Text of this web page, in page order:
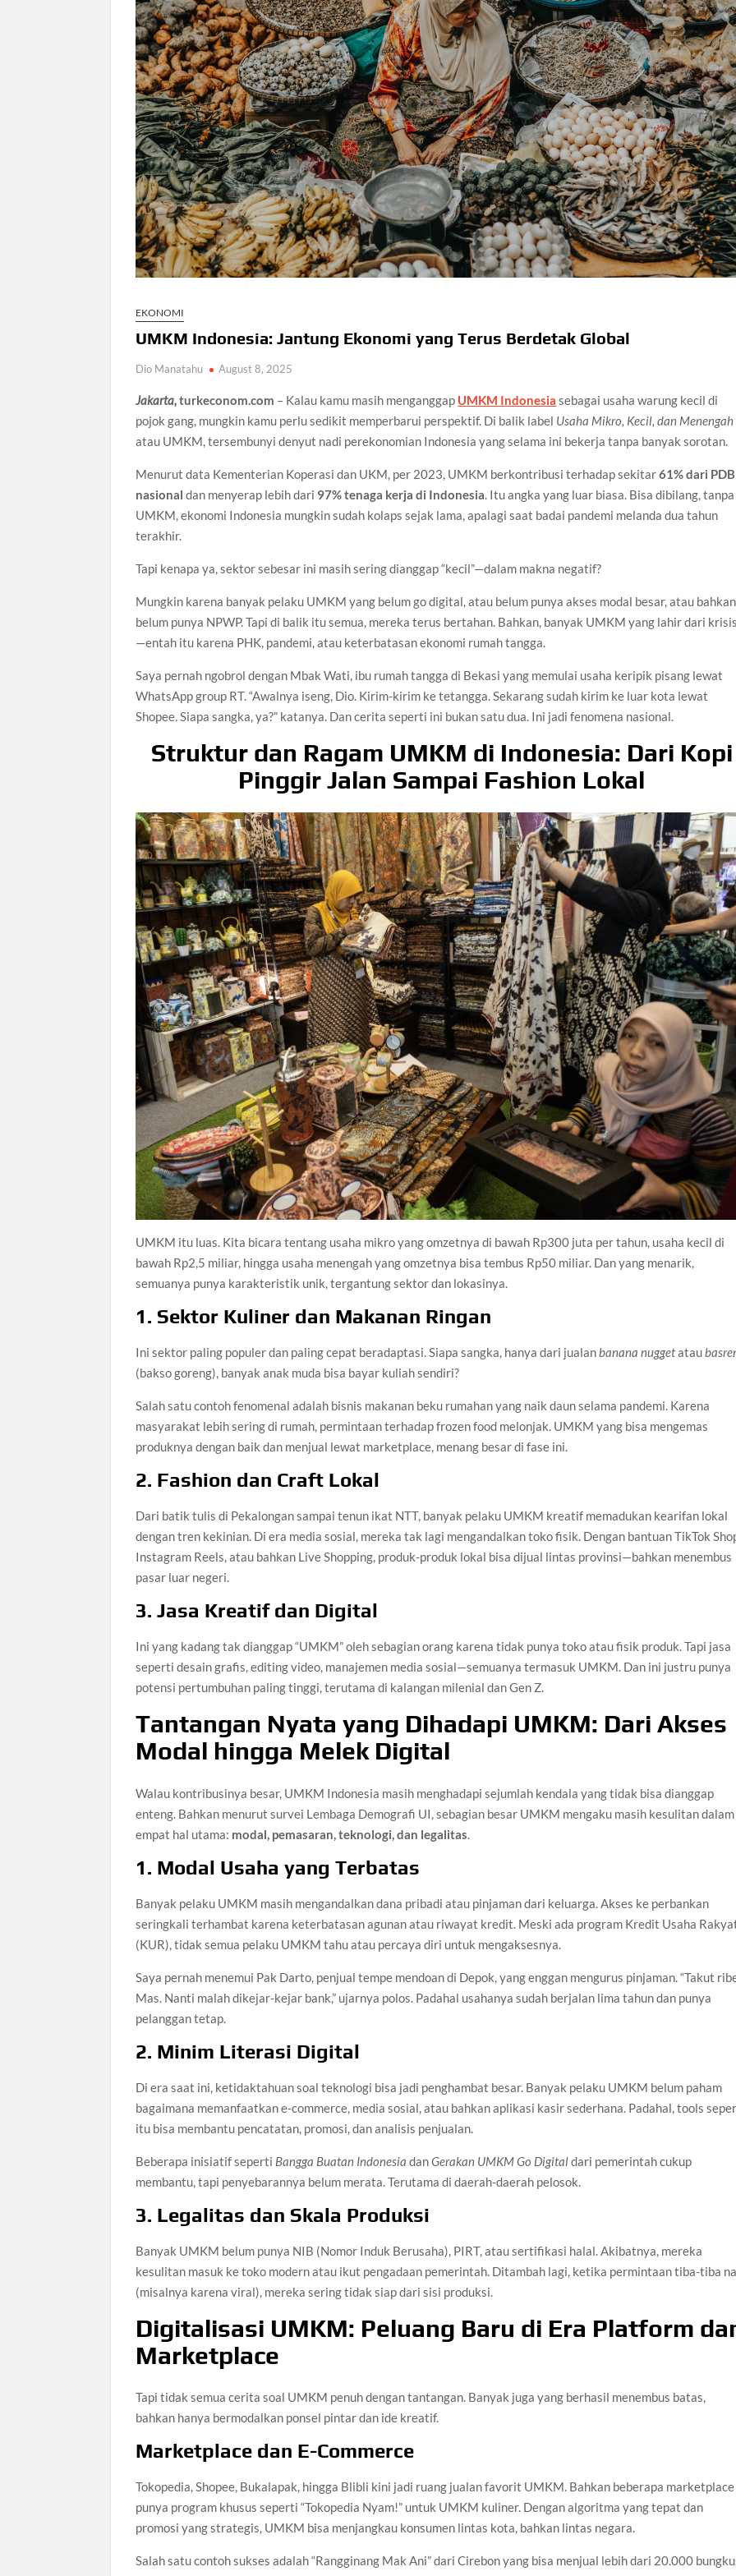
EKONOMI
UMKM Indonesia: Jantung Ekonomi yang Terus Berdetak Global
Dio Manatahu August 8, 2025
Jakarta,turkeconom.com – Kalau kamu masih menganggap UMKM Indonesia sebagai usaha warung kecil di
pojok gang, mungkin kamu perlu sedikit memperbarui perspektif. Di balik label Usaha Mikro, Kecil, dan Menengah
atau UMKM, tersembunyi denyut nadi perekonomian Indonesia yang selama ini bekerja tanpa banyak sorotan.
Menurut data Kementerian Koperasi dan UKM, per 2023, UMKM berkontribusi terhadap sekitar61% dari PDB
nasional dan menyerap lebih dari 97% tenaga kerja di Indonesia. Itu angka yang luar biasa. Bisa dibilang, tanpa
UMKM, ekonomi Indonesia mungkin sudah kolaps sejak lama, apalagi saat badai pandemi melanda dua tahun
terakhir.
Tapi kenapa ya, sektor sebesar ini masih sering dianggap “kecil”—dalam makna negatif?
Mungkin karena banyak pelaku UMKM yang belum go digital, atau belum punya akses modal besar, atau bahkan
belum punya NPWP. Tapi di balik itu semua, mereka terus bertahan. Bahkan, banyak UMKM yang lahir dari
—entah itu karena PHK, pandemi, atau keterbatasan ekonomi rumah tangga.
Saya pernah ngobrol dengan Mbak Wati, ibu rumah tangga di Bekasi yang memulai usaha keripik pisang lewat
WhatsApp group RT. “Awalnya iseng, Dio. Kirim-kirim ke tetangga. Sekarang sudah kirim ke luar kota lewat
Shopee. Siapa sangka, ya?” katanya. Dan cerita seperti ini bukan satu dua. Ini jadi fenomena nasional.
Struktur dan Ragam UMKM di Indonesia: Dari Kopi
Pinggir Jalan Sampai Fashion Lokal
UMKM itu luas. Kita bicara tentang usaha mikro yang omzetnya di bawah Rp300 juta per tahun, usaha kecil di
bawah Rp2,5 miliar, hingga usaha menengah yang omzetnya bisa tembus Rp50 miliar. Dan yang menarik,
semuanya punya karakteristik unik, tergantung sektor dan lokasinya.
1. Sektor Kuliner dan Makanan Ringan
Ini sektor paling populer dan paling cepat beradaptasi. Siapa sangka, hanya dari jualanbanana nuggetatau
(bakso goreng), banyak anak muda bisa bayar kuliah sendiri?
Salah satu contoh fenomenal adalah bisnis makanan beku rumahan yang naik daun selama pandemi. Karena
masyarakat lebih sering di rumah, permintaan terhadap frozen food melonjak. UMKM yang bisa mengemas
produknya dengan baik dan menjual lewat marketplace, menang besar di fase ini.
2. Fashion dan Craft Lokal
Dari batik tulis di Pekalongan sampai tenun ikat NTT, banyak pelaku UMKM kreatif memadukan kearifan lokal
dengan tren kekinian. Di era media sosial, mereka tak lagi mengandalkan toko fisik. Dengan bantuan TikTok
Instagram Reels, atau bahkan Live Shopping, produk-produk lokal bisa dijual lintas provinsi—bahkan menembus
pasar luar negeri.
3. Jasa Kreatif dan Digital
Ini yang kadang tak dianggap “UMKM” oleh sebagian orang karena tidak punya toko atau fisik produk. Tapi jasa
seperti desain grafis, editing video, manajemen media sosial—semuanya termasuk UMKM. Dan ini justru punya
potensi pertumbuhan paling tinggi, terutama di kalangan milenial dan Gen Z.
Tantangan Nyata yang Dihadapi UMKM: Dari Akses
Modal hingga Melek Digital
Walau kontribusinya besar, UMKM Indonesia masih menghadapi sejumlah kendala yang tidak bisa dianggap
enteng. Bahkan menurut survei Lembaga Demografi UI, sebagian besar UMKM mengaku masih kesulitan dalam
empat hal utama: modal, pemasaran, teknologi, dan legalitas.
1. Modal Usaha yang Terbatas
Banyak pelaku UMKM masih mengandalkan dana pribadi atau pinjaman dari keluarga. Akses ke perbankan
seringkali terhambat karena keterbatasan agunan atau riwayat kredit. Meski ada program Kredit Usaha
(KUR), tidak semua pelaku UMKM tahu atau percaya diri untuk mengaksesnya.
Saya pernah menemui Pak Darto, penjual tempe mendoan di Depok, yang enggan mengurus pinjaman. “Takut
Mas. Nanti malah dikejar-kejar bank,” ujarnya polos. Padahal usahanya sudah berjalan lima tahun dan punya
pelanggan tetap.
2. Minim Literasi Digital
Di era saat ini, ketidaktahuan soal teknologi bisa jadi penghambat besar. Banyak pelaku UMKM belum paham
bagaimana memanfaatkan e-commerce, media sosial, atau bahkan aplikasi kasir sederhana. Padahal, tools
itu bisa membantu pencatatan, promosi, dan analisis penjualan.
Beberapa inisiatif seperti Bangga Buatan Indonesia danGerakan UMKM Go Digitaldari pemerintah cukup
membantu, tapi penyebarannya belum merata. Terutama di daerah-daerah pelosok.
3. Legalitas dan Skala Produksi
Banyak UMKM belum punya NIB (Nomor Induk Berusaha), PIRT, atau sertifikasi halal. Akibatnya, mereka
kesulitan masuk ke toko modern atau ikut pengadaan pemerintah. Ditambah lagi, ketika permintaan tiba-tiba
(misalnya karena viral), mereka sering tidak siap dari sisi produksi.
Digitalisasi UMKM: Peluang Baru di Era Platform
Marketplace
Tapi tidak semua cerita soal UMKM penuh dengan tantangan. Banyak juga yang berhasil menembus batas,
bahkan hanya bermodalkan ponsel pintar dan ide kreatif.
Marketplace dan E-Commerce
Tokopedia, Shopee, Bukalapak, hingga Blibli kini jadi ruang jualan favorit UMKM. Bahkan beberapa marketplace
punya program khusus seperti “Tokopedia Nyam!” untuk UMKM kuliner. Dengan algoritma yang tepat dan
promosi yang strategis, UMKM bisa menjangkau konsumen lintas kota, bahkan lintas negara.
Salah satu contoh sukses adalah “Rangginang Mak Ani” dari Cirebon yang bisa menjual lebih dari 20.000